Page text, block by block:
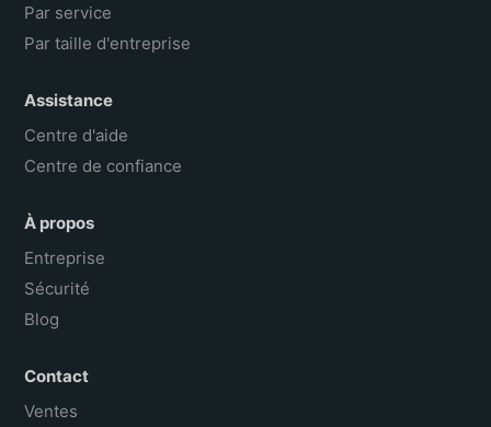
Par service
Par taille d'entreprise
Assistance
Centre d'aide
Centre de confiance
À propos
Entreprise
Sécurité
Blog
Contact
Ventes